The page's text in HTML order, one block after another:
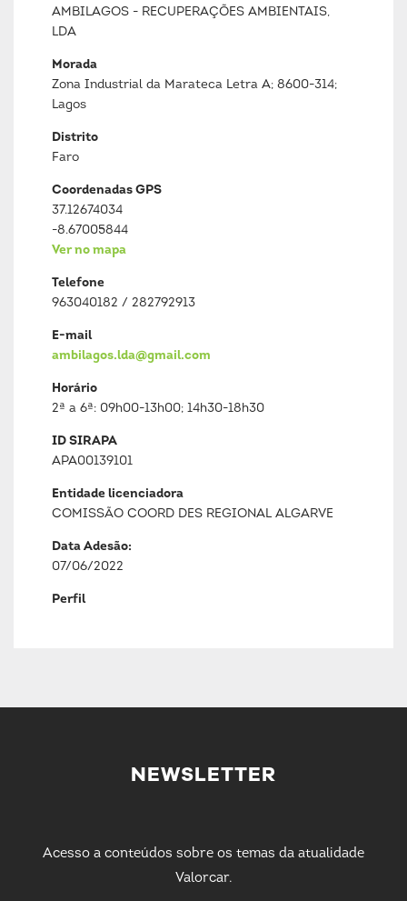
AMBILAGOS - RECUPERAÇÕES AMBIENTAIS,
LDA
Morada
Zona Industrial da Marateca Letra A; 8600-314;
Lagos
Distrito
Faro
Coordenadas GPS
37.12674034
-8.67005844
Ver no mapa
Telefone
963040182 / 282792913
E-mail
ambilagos.lda@gmail.com
Horário
2ª a 6ª: 09h00-13h00; 14h30-18h30
ID SIRAPA
APA00139101
Entidade licenciadora
COMISSÃO COORD DES REGIONAL ALGARVE
Data Adesão:
07/06/2022
Perfil
NEWSLETTER
Acesso a conteúdos sobre os temas da atualidade
Valorcar.